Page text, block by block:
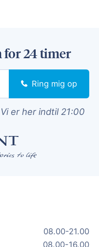
for 24 timer
Ring mig op
Vi er her indtil 21:00
08.00-21.00
08.00-16.00